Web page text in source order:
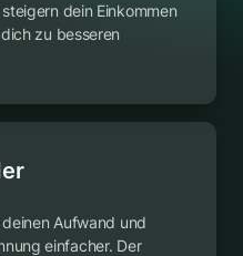
dein Einkommen
zu besseren
Aufwand und
einfacher. Der